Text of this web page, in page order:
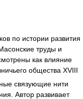
по истории развития
труды и
как влияние
общества XVIII
связующие нити
Автор развивает